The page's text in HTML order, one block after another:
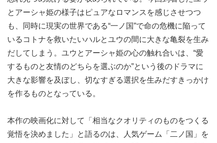
とアーシャ姫の様子はピュアなロマンスを感じさせつつ
も、同時に現実の世界である“一ノ国”で命の危機に陥って
いるコトナを救いたいハルとユウの間に大きな亀裂を生み
だしてしまう。ユウとアーシャ姫の心の触れ合いは、“愛
するものと友情のどちらを選ぶのか”という後のドラマに
大きな影響を及ぼし、切なすぎる選択を生みだすきっかけ
を作るものとなっている。
本作の映画化に対して「相当なクオリティのものをつくる
覚悟を決めました」と語るのは、人気ゲーム「二ノ国」を